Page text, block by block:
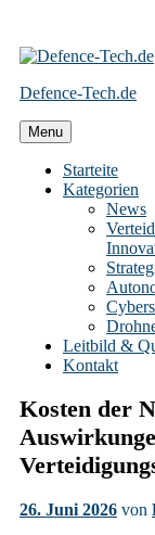
Skip
content
Defence-Tech.de
Menu
Starteite
Kategorien
News
Leitbild &
Kontakt
Kosten der
26. Juni 2026 von